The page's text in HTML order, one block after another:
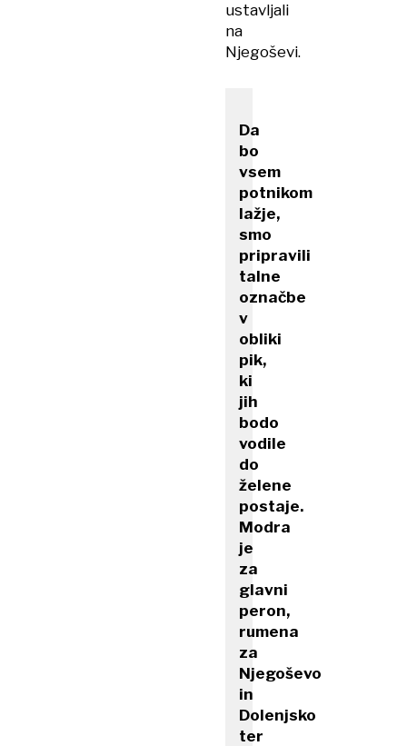
ustavljali
na
Njegoševi.
Da
bo
vsem
potnikom
lažje,
smo
pripravili
talne
označbe
v
obliki
pik,
ki
jih
bodo
vodile
do
želene
postaje.
Modra
je
za
glavni
peron,
rumena
za
Njegoševo
in
Dolenjsko
ter